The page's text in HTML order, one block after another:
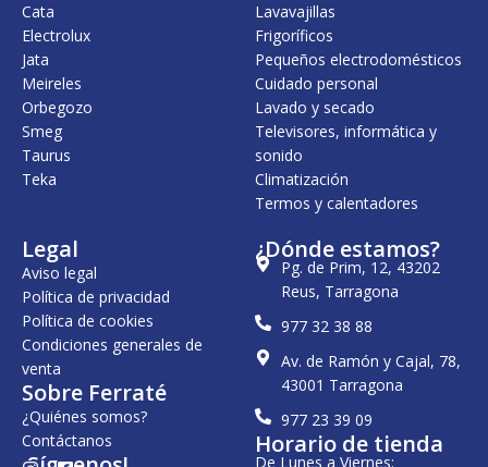
1
,
0
€
.
.
Cata
Electrolux
Jata
Meireles
Orbegozo
Smeg
Taurus
Teka
Lavavajillas
Frigoríficos
Pequeños electrodomésticos
Cuidado personal
Lavado y secado
Televisores, informática y
sonido
Climatización
Termos y calentadores
Legal
Aviso legal
Política de privacidad
Política de cookies
Condiciones generales de
venta
Sobre Ferraté
¿Quiénes somos?
Contáctanos
¿Dónde estamos?
Pg. de Prim, 12, 43202
Reus, Tarragona
977 32 38 88
Av. de Ramón y Cajal, 78,
43001 Tarragona
977 23 39 09
Horario de tienda
De Lunes a Viernes: